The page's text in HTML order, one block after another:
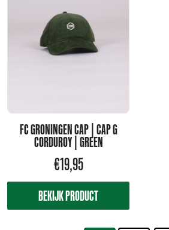
FC GRONINGEN CAP | CAP G
CORDUROY | GREEN
€19,95
BEKIJK PRODUCT